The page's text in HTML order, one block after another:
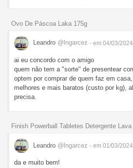
Ovo De Páscoa Laka 175g
Leandro @lngarcez - em 04/03/2024
ai eu concordo com o amigo
quem não tem a "sorte" de presentear
optem por comprar de quem faz em
melhores e mais baratos (custo por kg),
precisa.
Finish Powerball Tabletes Detergente
Leandro @lngarcez - em 01/03/2024
da e muito bem!